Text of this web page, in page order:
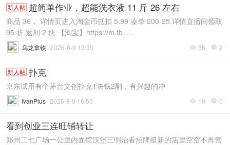
新人帖 超简单作业，超能洗衣液 11 斤 26 左右
商品 36， 详情页进入淘金币抵扣 5.99 凑单 200-25.详情直播间领取
95 折 返利 2 块 【淘宝】https://m.tb. ...
 58  2
乌龙拿铁 2026-8-9 13:35
新人帖 扑克
京东试用有个茅台文创扑克1块钱2副，有兴趣的冲
 10  0
IvanPlus 2026-8-9 16:50
看到创业三连旺铺转让
郑州二七广场一公里内面馆汉堡三明治看招牌挺新的店里空空不再营